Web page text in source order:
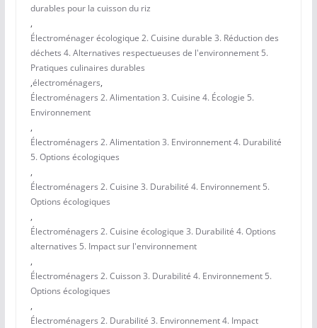
durables pour la cuisson du riz
,
Électroménager écologique 2. Cuisine durable 3. Réduction des
déchets 4. Alternatives respectueuses de l'environnement 5.
Pratiques culinaires durables
,électroménagers,
Électroménagers 2. Alimentation 3. Cuisine 4. Écologie 5.
Environnement
,
Électroménagers 2. Alimentation 3. Environnement 4. Durabilité
5. Options écologiques
,
Électroménagers 2. Cuisine 3. Durabilité 4. Environnement 5.
Options écologiques
,
Électroménagers 2. Cuisine écologique 3. Durabilité 4. Options
alternatives 5. Impact sur l'environnement
,
Électroménagers 2. Cuisson 3. Durabilité 4. Environnement 5.
Options écologiques
,
Électroménagers 2. Durabilité 3. Environnement 4. Impact